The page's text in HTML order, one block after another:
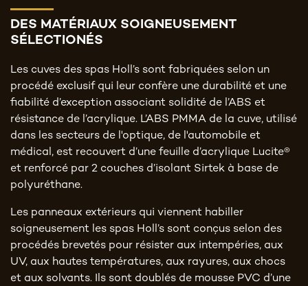
DES MATÉRIAUX SOIGNEUSEMENT
SÉLECTIONÉS
Les cuves des spas Holl’s sont fabriquées selon un
procédé exclusif qui leur confère une durabilité et une
fiabilité d’exception associant solidité de l’ABS et
résistance de l’acrylique. L’ABS PMMA de la cuve, utilisé
dans les secteurs de l'optique, de l'automobile et
médical, est recouvert d’une feuille d’acrylique Lucite®
et renforcé par 2 couches d’isolant Sirtek à base de
polyuréthane.
Les panneaux extérieurs qui viennent habiller
soigneusement les spas Holl’s sont conçus selon des
procédés brevetés pour résister aux intempéries, aux
UV, aux hautes températures, aux rayures, aux chocs
et aux solvants. Ils sont doublés de mousse PVC d’une